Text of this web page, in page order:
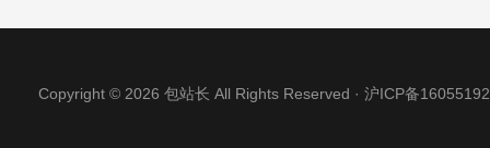
Copyright © 2026 包站长 All Rights Reserved · 沪ICP备